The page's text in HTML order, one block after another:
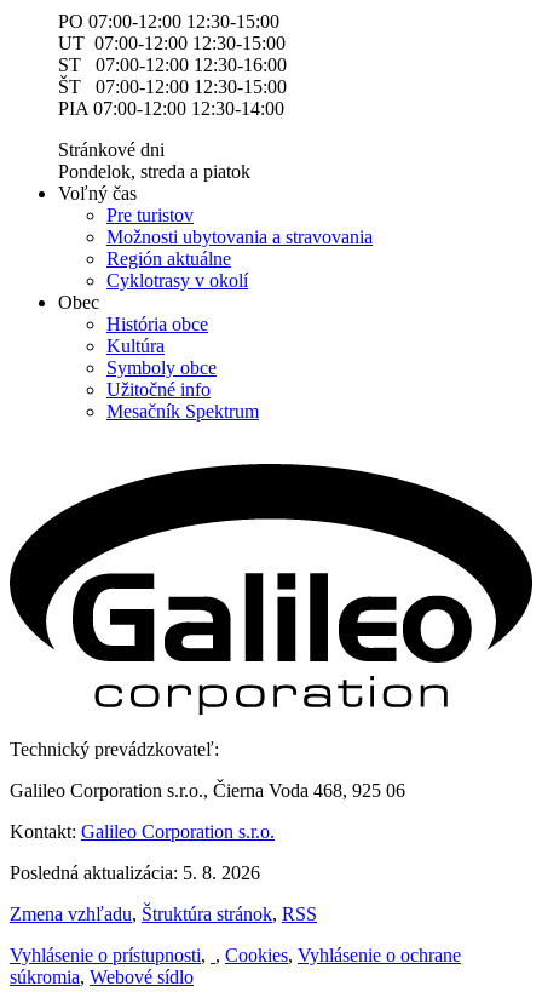
PO 07:00-12:00 12:30-15:00
UT 07:00-12:00 12:30-15:00
ST 07:00-12:00 12:30-16:00
ŠT 07:00-12:00 12:30-15:00
PIA 07:00-12:00 12:30-14:00
Stránkové dni
Pondelok, streda a piatok
Voľný čas
Pre turistov
Možnosti ubytovania a stravovania
Región aktuálne
Cyklotrasy v okolí
Obec
História obce
Kultúra
Symboly obce
Užitočné info
Mesačník Spektrum
Technický prevádzkovateľ:
Galileo Corporation s.r.o., Čierna Voda 468, 925 06
Kontakt: Galileo Corporation s.r.o.
Posledná aktualizácia: 5. 8. 2026
Zmena vzhľadu, Štruktúra stránok, RSS
Vyhlásenie o prístupnosti, , Cookies, Vyhlásenie o ochrane
súkromia, Webové sídlo